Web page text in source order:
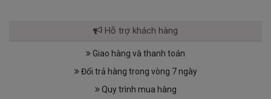
Hỗ trợ khách hàng
Giao hàng và thanh toán
Đổi trả hàng trong vòng 7 ngày
Quy trình mua hàng